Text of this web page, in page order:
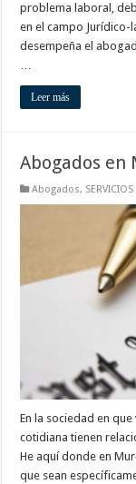
problema laboral,
en el campo
desempeña el
…
Leer más
Abogados en
Abogados, SERVICIOS
En la sociedad en
cotidiana tienen
He aquí donde en
que sean